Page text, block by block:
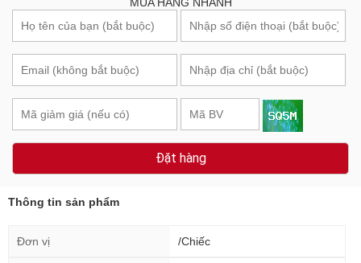
MUA HÀNG NHANH
Đặt hàng
Thông tin sản phẩm
Đơn vị /Chiếc